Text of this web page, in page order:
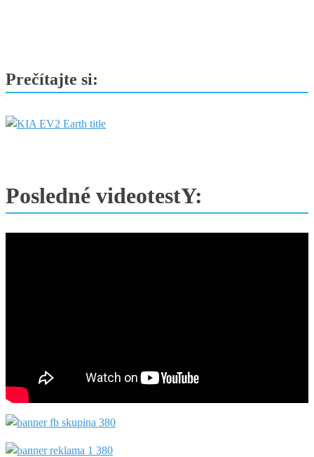
Prečítajte si:
Posledné videotestY: